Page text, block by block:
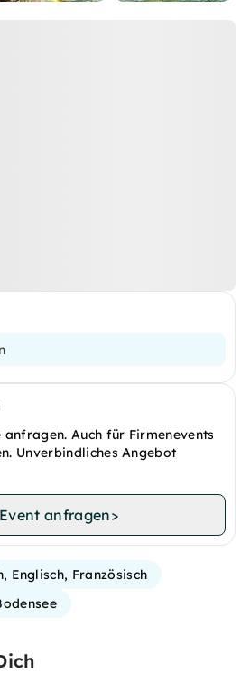
Auch für Firmenevents
Unverbindliches Angebot
Event anfragen>
Englisch, Französisch